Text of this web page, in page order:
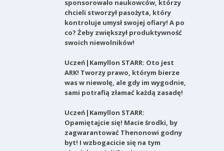
sponsorowało naukowców, którzy
chcieli stworzył pasożyta, który
kontroluje umysł swojej ofiary! A po
co? Żeby zwiększył produktywność
swoich niewolników!
Uczeń|Kamyllon STARR: Oto jest
ARK! Tworzy prawo, którym bierze
was w niewolę, ale gdy im wygodnie,
sami potrafią złamać każdą zasadę!
Uczeń|Kamyllon STARR:
Opamiętajcie się! Macie środki, by
zagwarantować Thenonowi godny
byt! I wzbogacicie się na tym